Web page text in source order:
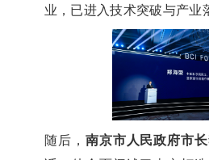
业，已进入技术突破与产业
随后， 南京市人民政府市